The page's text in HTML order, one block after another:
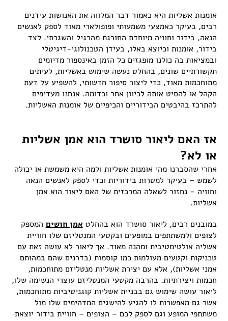
אומנות אשליות היא כאמור דבר המלווה את האנושות עידנים
רבים, בעיקר כאמצעי משמעותי ופופולארי מאוד לספק לאנשים
הנאה, בידור וחוויה מיוחדת החורגת מהרגיל והשגרתי. לצד
בידור, אומנות וכיוצא באלו, בעידן הטכנולוגי-דיגיטלי
ובמציאות בה כולנו מופגזים כל הזמן באינספור מדיומים
תקשורתיים שונים, בהחלט נעשה שימוש באשליות, לעיתים
מתוחכמות מאוד, כדי ליצור סיפור חדשותי, להשפיע על דעת
הקהל או להסיט אותה לכיוון אחר וכדומה. אנחנו מעדיפים
להתרכז בהיבטים הבידוריים והכיפיים של אומנות האשליות.
אז האם ליאור סושרד הוא אמן אשליות
או לא?
אחרי שהסברנו מהי אומנות אשליות ולמה היא משמשת או יכולה
לשמש – בעיקר למטרות בידוריות וכדי לספק לאנשים הנאה
וחוויה – נחזור לשאלה המרכזית של האם ליאור הוא אמן
אשליות.
במובנים רבים, ליאור סושרד הוא בהחלט אמן חושים המספק
לצופים ולמשתתפים במופעים ובקטעי המנטליזם שלו חוויית
אשליה אולטימטיבית ומהנה מאוד. אך ליאור לא עושה זאת עם
טכניקות וקטעים מעולמות כמו קוסמות (בדרנים שהם במהותם
אמני אשליות), אלא עם יצירת אשליות מנטליזם מתוחכמות,
חכמות ויצירתיות. בהרבה מקטעי המנטליזם עוצרי הנשימה שלו,
ליאור עושה שימוש גם בבניית אשליות קוגניטיביות מתוחכמות,
אשר גם מאפשרות לו להגיע להישגים המדהימים שלו מול
משתתפי המופע וגם לספק לכם – הצופים – חוויית בידור יוצאת